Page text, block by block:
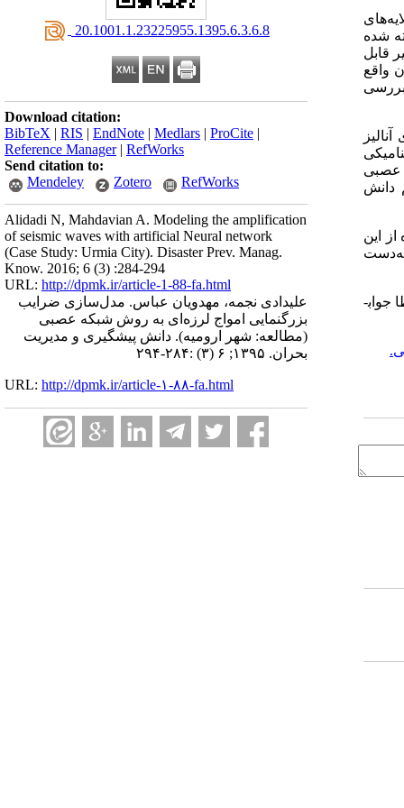
‎ 20.1001.1.23225955.1395.6.3.6.8
Download citation:
BibTeX | RIS | EndNote | Medlars | ProCite |
Reference Manager| RefWorks
Send citation to:
Mendeley
Zotero RefWorks
Alidadi N, Mahdavian A. Modeling the amplification
of seismic waves with artificial Neural network
(Case Study: Urmia City). Disaster Prev. Manag.
Know. 2016; 6 (3) :284-294
URL: http://dpmk.ir/article-1-88-fa.html
علیدادی نجمه، مهدویان عباس. مدل‌سازی ضرایب
بزرگنمایی امواج لرزه‌ای به روش شبکه عصبی
(مطالعه: شهر ارومیه). دانش پیشگیری و مدیریت
بحران. ۱۳۹۵; ۶ (۳) :۲۸۴-۲۹۴
URL: http://dpmk.ir/article-۱-۸۸-fa.html
شده
قابل
واقع
عصبی
دانش
این
جواب­